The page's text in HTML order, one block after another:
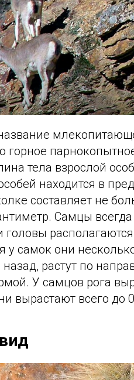
горное
тела взрослой
находится в
составляет не
Самцы
головы
у самок они
растут по
У самцов рога
вырастают всего до